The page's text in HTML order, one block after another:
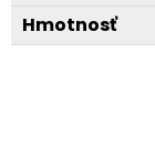
Hmotnosť